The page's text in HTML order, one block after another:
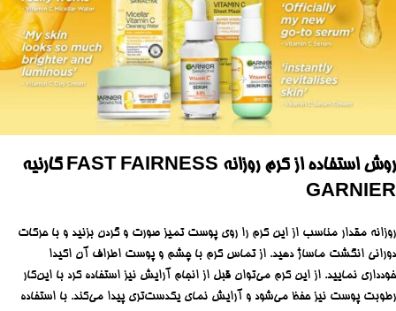
روش استفاده از کرم روزانه FAST FAIRNESS گارنیه
GARNIER
روزانه مقدار مناسب از این کرم را روی پوست تمیز صورت و گردن بزنید و با حرکات
دورانی انگشت ماساژ دهید. از تماس کرم با چشم و پوست اطراف آن اکیدا
خودداری نمایید. از این کرم می‌توان قبل از انجام آرایش نیز استفاده کرد با این‌کار
رطوبت پوست نیز حفظ می‌شود و آرایش نمای یکدست‌تری پیدا می‌کند. با استفاده